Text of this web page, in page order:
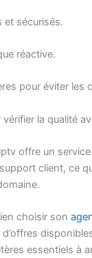
et sécurisés.
réactive.
pour éviter les
la qualité
offre un
client, ce
choisir son
essentiels à